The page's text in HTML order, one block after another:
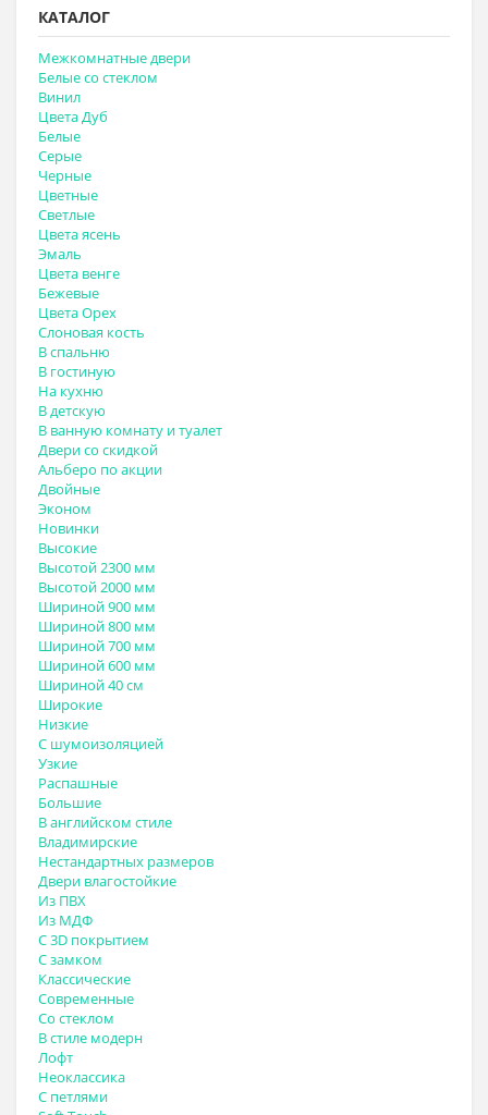
КАТАЛОГ
Межкомнатные двери
Белые со стеклом
Винил
Цвета Дуб
Белые
Серые
Черные
Цветные
Светлые
Цвета ясень
Эмаль
Цвета венге
Бежевые
Цвета Орех
Слоновая кость
В спальню
В гостиную
На кухню
В детскую
В ванную комнату и туалет
Двери со скидкой
Альберо по акции
Двойные
Эконом
Новинки
Высокие
Высотой 2300 мм
Высотой 2000 мм
Шириной 900 мм
Шириной 800 мм
Шириной 700 мм
Шириной 600 мм
Шириной 40 см
Широкие
Низкие
С шумоизоляцией
Узкие
Распашные
Большие
В английском стиле
Владимирские
Нестандартных размеров
Двери влагостойкие
Из ПВХ
Из МДФ
С 3D покрытием
С замком
Классические
Современные
Со стеклом
В стиле модерн
Лофт
Неоклассика
С петлями